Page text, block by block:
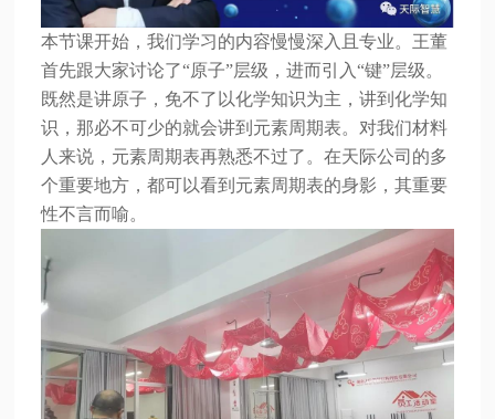
本节课开始，我们学习的内容慢慢深入且专业。王董
首先跟大家讨论了“原子”层级，进而引入“键”层级。
既然是讲原子，免不了以化学知识为主，讲到化学知
识，那必不可少的就会讲到元素周期表。对我们材料
人来说，元素周期表再熟悉不过了。在天际公司的多
个重要地方，都可以看到元素周期表的身影，其重要
性不言而喻。